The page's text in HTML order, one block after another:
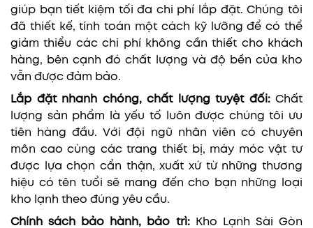
giúp bạn tiết kiệm tối đa chi phí lắp đặt. Chúng tôi
đã thiết kế, tính toán một cách kỹ lưỡng để có thể
giảm thiểu các chi phí không cần thiết cho khách
hàng, bên cạnh đó chất lượng và độ bền của kho
vẫn được đảm bảo.
Lắp đặt nhanh chóng, chất lượng tuyệt đối: Chất
lượng sản phẩm là yếu tố luôn được chúng tôi ưu
tiên hàng đầu. Với đội ngũ nhân viên có chuyên
môn cao cùng các trang thiết bị, máy móc vật tư
được lựa chọn cẩn thận, xuất xứ từ những thương
hiệu có tên tuổi sẽ mang đến cho bạn những loại
kho lạnh theo đúng yêu cầu.
Chính sách bảo hành, bảo trì:Kho Lạnh Sài Gòn